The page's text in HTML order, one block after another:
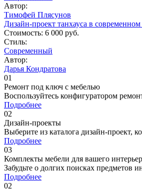
Автор:
Тимофей Плясунов
Дизайн-проект танхауса в современном
Стоимость: 6 000 руб.
Стиль:
Современный
Автор:
Дарья Кондратова
01
Ремонт под ключ c мебелью
Воспользуйтесь конфигуратором
Подробнее
02
Дизайн-проекты
Выберите из каталога дизайн-проект,
Подробнее
03
Комплекты мебели для вашего
Забудьте о долгих поисках предметов
Подробнее
02